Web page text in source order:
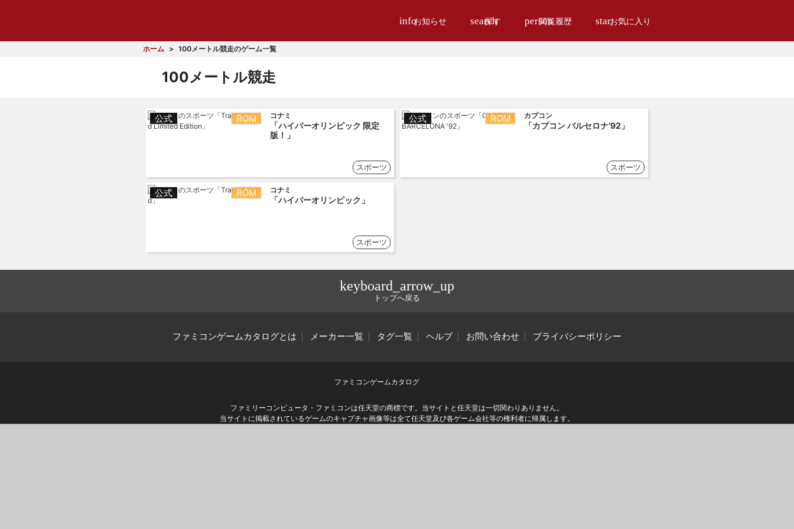
infoお知らせ search
探す person閲覧履歴 starお気に入り
ホーム 100メートル競走のゲーム一覧
100メートル競走
公式 ROM コナミ
「ハイパーオリンピック 限定
版！」
スポーツ
公式 ROM カプコン
「カプコン バルセロナ’92」
スポーツ
公式 ROM コナミ
「ハイパーオリンピック」
スポーツ
keyboard_arrow_up
トップへ戻る
ファミコンゲームカタログとは メーカー一覧 タグ一覧 ヘルプ お問い合わせ プライバシーポリシー
ファミコンゲームカタログ
ファミリーコンピュータ・ファミコンは任天堂の商標です。当サイトと任天堂は一切関わりありません。
当サイトに掲載されているゲームのキャプチャ画像等は全て任天堂及び各ゲーム会社等の権利者に帰属します。